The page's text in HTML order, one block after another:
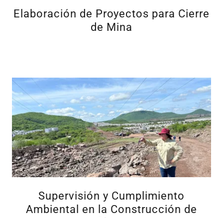
Elaboración de Proyectos para Cierre
de Mina
Supervisión y Cumplimiento
Ambiental en la Construcción de